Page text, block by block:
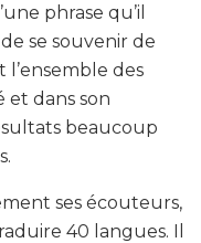
phrase qu’il
se souvenir de
des
et dans son
beaucoup
ses écouteurs,
40 langues. Il